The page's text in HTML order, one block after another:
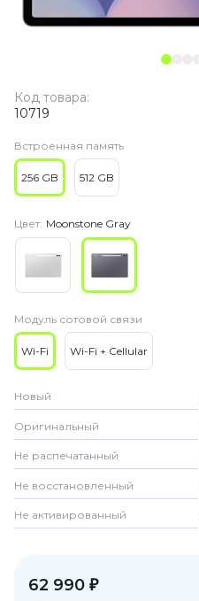
Код товара:
10719
Встроенная память
256 GB 512 GB
Цвет: Moonstone Gray
Модуль сотовой связи
Wi-Fi Wi-Fi + Cellular
Новый
Оригинальный
Не распечатанный
Не восстановленный
Не активированный
62 990 ₽